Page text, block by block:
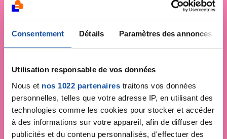
Consentement Détails Paramètres des annonces
Utilisation responsable de vos données
Nous et nos 1022 partenaires traitons vos données
personnelles, telles que votre adresse IP, en utilisant des
technologies comme les cookies pour stocker et accéder
à des informations sur votre appareil, afin de diffuser des
publicités et du contenu personnalisés, d'effectuer des